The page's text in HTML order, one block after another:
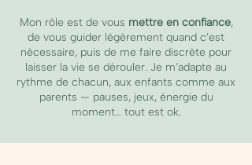
Mon rôle est de vous mettre en confiance,
de vous guider légèrement quand c’est
nécessaire, puis de me faire discrète pour
laisser la vie se dérouler. Je m’adapte au
rythme de chacun, aux enfants comme aux
parents — pauses, jeux, énergie du
moment… tout est ok.